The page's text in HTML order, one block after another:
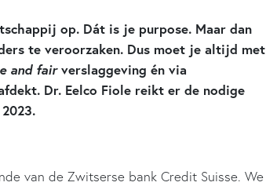
op. Dát is je purpose. Maar dan
te veroorzaken. Dus moet je altijd met
and fairverslaggeving én via
Dr. Eelco Fiole reikt er de nodige
van de Zwitserse bank Credit Suisse. We